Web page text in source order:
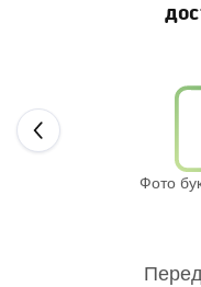
Фото